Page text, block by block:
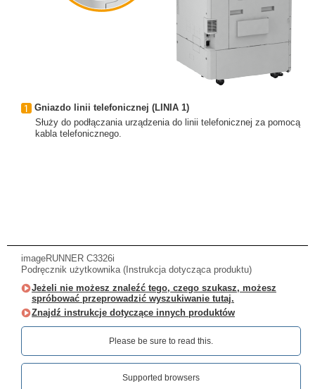
Gniazdo linii telefonicznej (LINIA 1)
Służy do podłączania urządzenia do linii telefonicznej za pomocą
kabla telefonicznego.
imageRUNNER C3326i
Podręcznik użytkownika (Instrukcja dotycząca produktu)
Jeżeli nie możesz znaleźć tego, czego szukasz, możesz
spróbować przeprowadzić wyszukiwanie tutaj.
Znajdź instrukcje dotyczące innych produktów
Please be sure to read this.‎
Supported browsers